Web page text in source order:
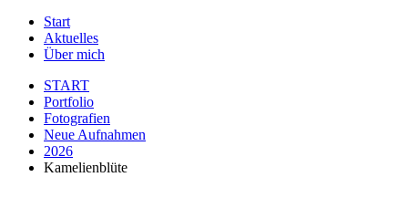
Start
Aktuelles
Über mich
START
Portfolio
Fotografien
Neue Aufnahmen
2026
Kamelienblüte